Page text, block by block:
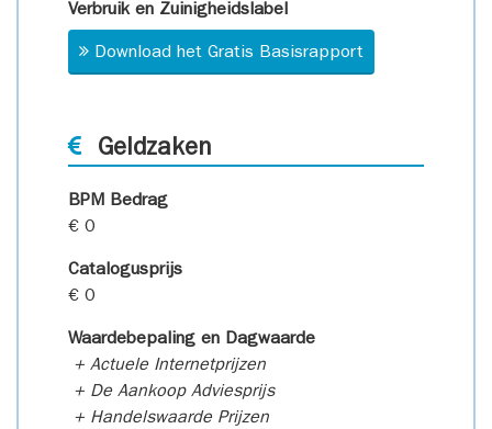
Verbruik en Zuinigheidslabel
Download het Gratis Basisrapport
Geldzaken
BPM Bedrag
€ 0
Catalogusprijs
€ 0
Waardebepaling en Dagwaarde
+ Actuele Internetprijzen
+ De Aankoop Adviesprijs
+ Handelswaarde Prijzen